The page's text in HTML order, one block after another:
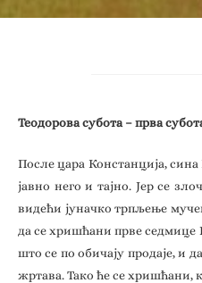
Теодорова субота – прва
После цара Констанција,
јавно нeгo и тајно. Јер се
видећи јуначко трпљење
да се хришћани прве седмице
што се по обичају продаје, и
жртава. Тако ће се хришћани,